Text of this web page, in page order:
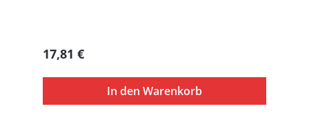
Regulärer Preis:
17,81 €
In den Warenkorb